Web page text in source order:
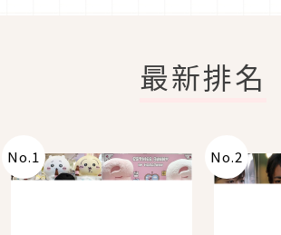
最新排名
No.1 No.2